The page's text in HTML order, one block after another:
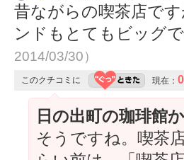
昔ながらの喫茶店で
ンドもとてもビッグ
2014/03/30）
このクチコミに 現在： 0
日の出町の珈琲館
そうですね。喫茶